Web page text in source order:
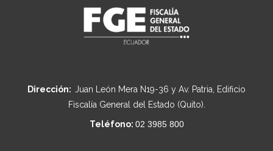
Dirección: Juan León Mera N19-36 y Av. Patria, Edificio
Fiscalía General del Estado (Quito).
Teléfono: 02 3985 800